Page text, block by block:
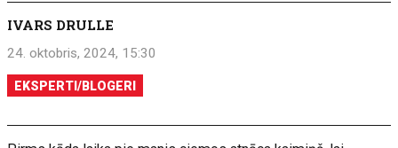
IVARS DRULLE
24. oktobris, 2024, 15:30
EKSPERTI/BLOGERI